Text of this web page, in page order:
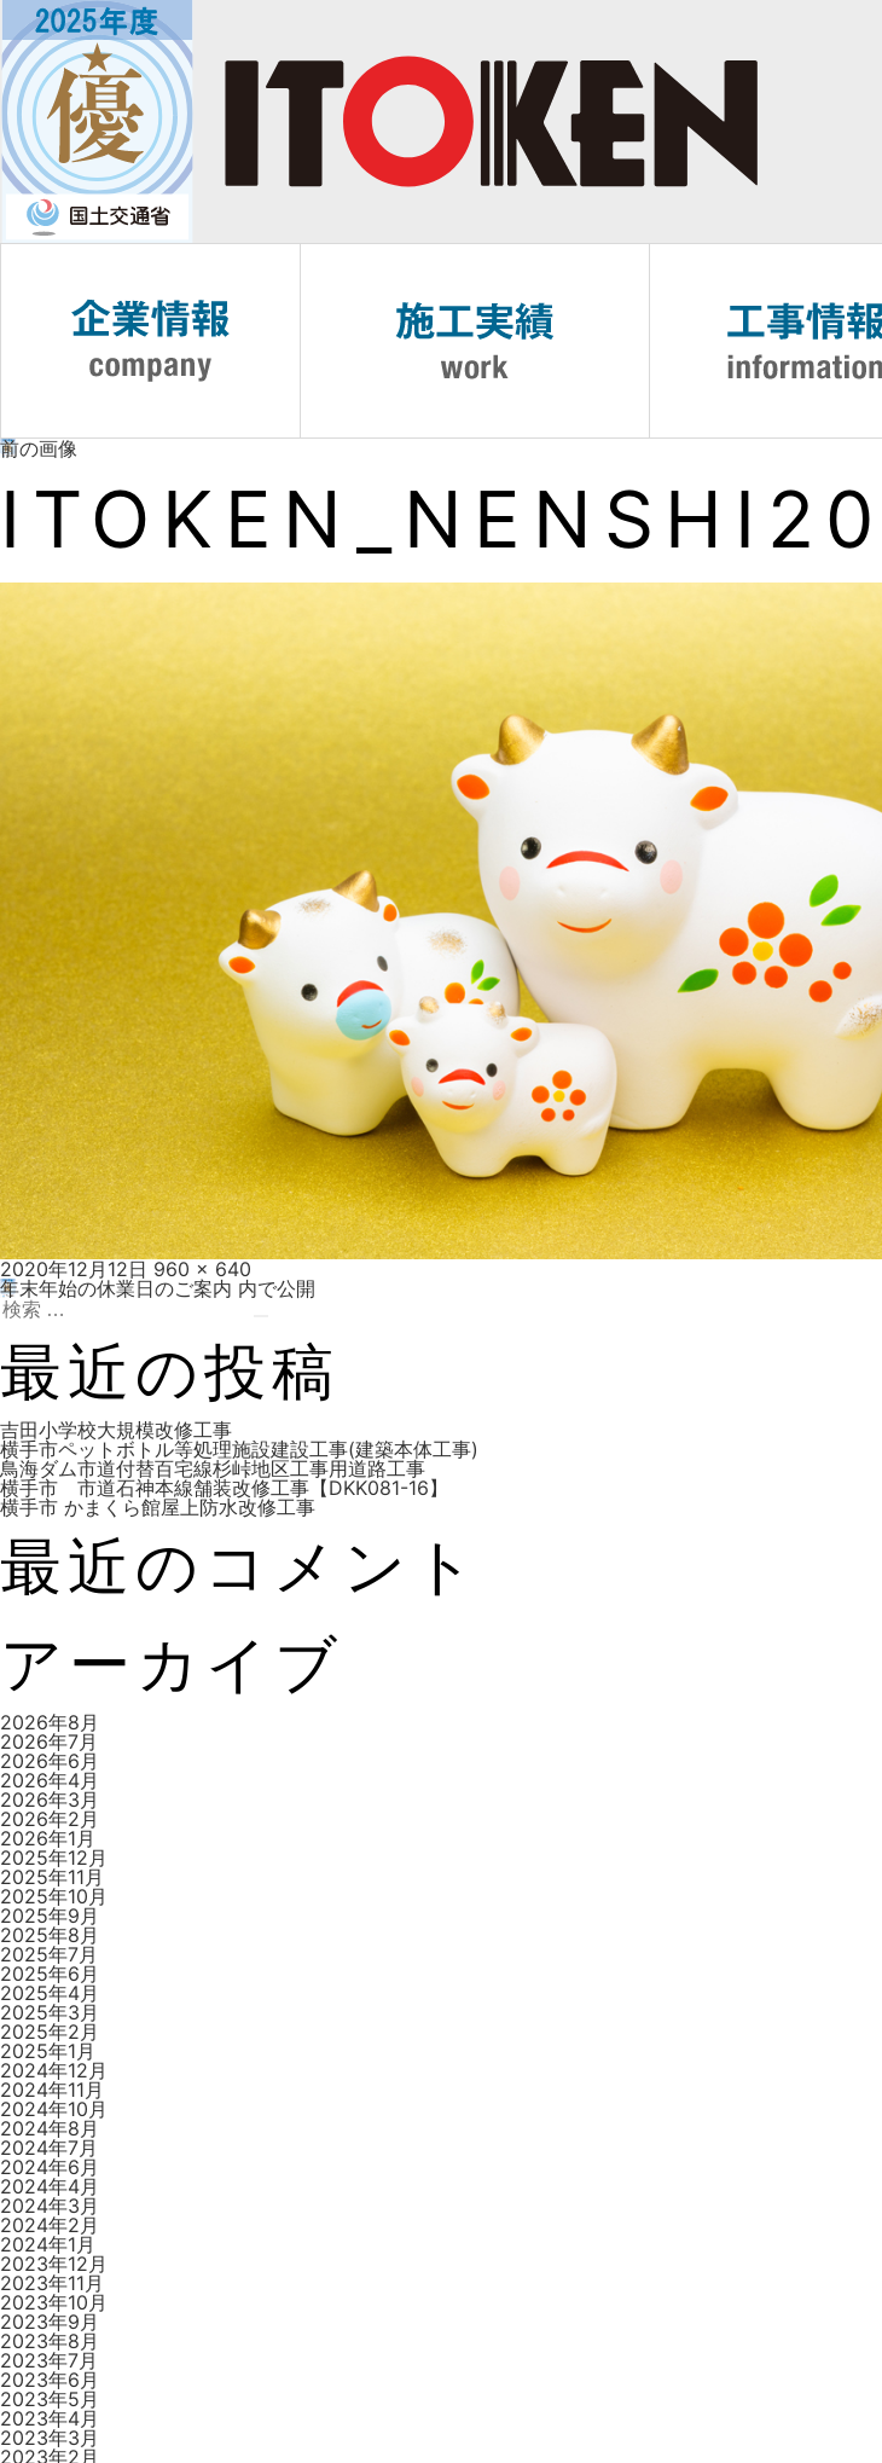
前の画像
投
稿
日:
2020年12月12日 フ
ル
サ
960 × 640
投
稿
ナ
ビ
ゲ
ー
シ
ョ
ン
年末年始の休業日のご案内 内で公開
検
索:
最近の投稿
吉田小学校大規模改修工事
横手市ペットボトル等処理施設建設工事(建築本体工事)
鳥海ダム市道付替百宅線杉峠地区工事用道路工事
横手市 市道石神本線舗装改修工事【DKK081-16】
横手市 かまくら館屋上防水改修工事
最近のコメント
アーカイブ
2026年8月
2026年7月
2026年6月
2026年4月
2026年3月
2026年2月
2026年1月
2025年12月
2025年11月
2025年10月
2025年9月
2025年8月
2025年7月
2025年6月
2025年4月
2025年3月
2025年2月
2025年1月
2024年12月
2024年11月
2024年10月
2024年8月
2024年7月
2024年6月
2024年4月
2024年3月
2024年2月
2024年1月
2023年12月
2023年11月
2023年10月
2023年9月
2023年8月
2023年7月
2023年6月
2023年5月
2023年4月
2023年3月
2023年2月